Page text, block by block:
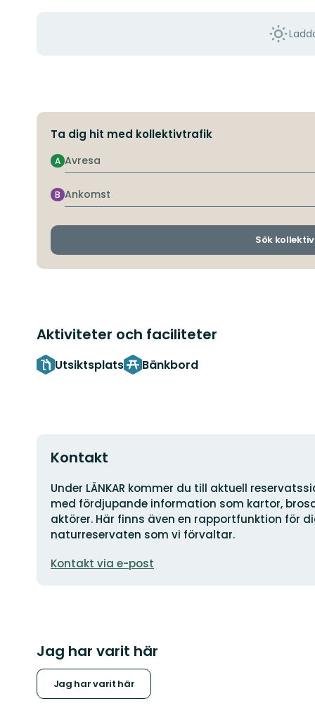
Ta dig hit med kollektivtrafik
Avresa
A
Ankomst
B
Sök
Aktiviteter och faciliteter
Utsiktsplats Bänkbord
Kontakt
Adress
Under LÄNKAR kommer du till aktuell
med fördjupande information som kartor,
aktörer. Här finns även en rapportfunktion för
naturreservaten som vi förvaltar.
postadress
Kontakt via e-post
Jag har varit här
Jag har varit här